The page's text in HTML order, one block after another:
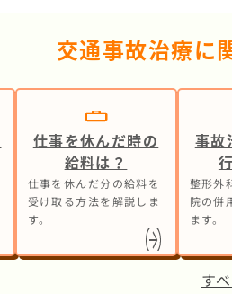
交通事故治療に
仕事を休んだ時の
給料は？
仕事を休んだ分の給料を
受け取る方法を解説しま
す。
事故
整形外
院の併
ます。
す